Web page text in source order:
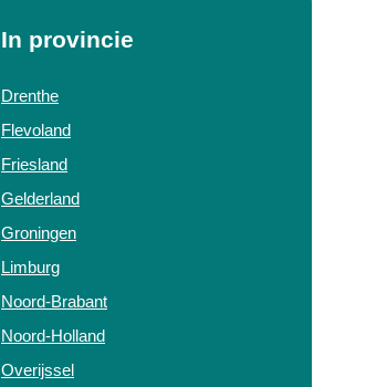
In provincie
Drenthe
Flevoland
Friesland
Gelderland
Groningen
Limburg
Noord-Brabant
Noord-Holland
Overijssel